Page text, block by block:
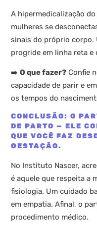
A hipermedicalização
mulheres se
sinais do próprio corpo.
progride em linha reta
➡️O que fazer? Confie
capacidade de parir e
os tempos do
CONCLUSÃO: O
DE PARTO — ELE
QUE VOCÊ FAZ
GESTAÇÃO.
No Instituto Nascer,
é aquele que respeita a
fisiologia. Um cuidado
em empatia. Afinal, o
procedimento médico.